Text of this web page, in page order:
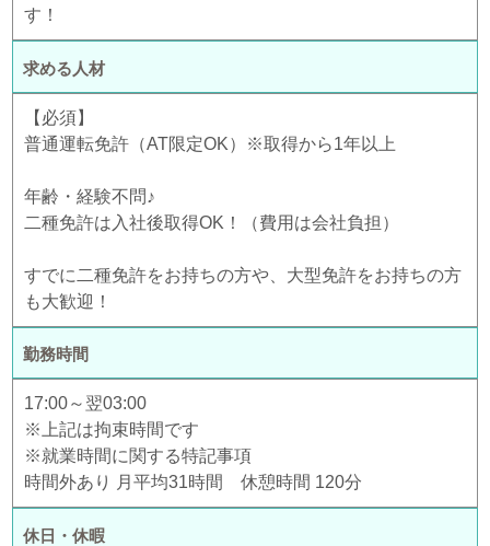
す！
求める人材
【必須】
普通運転免許（AT限定OK）※取得から1年以上
年齢・経験不問♪
二種免許は入社後取得OK！（費用は会社負担）
すでに二種免許をお持ちの方や、大型免許をお持ちの方
も大歓迎！
勤務時間
17:00～翌03:00
※上記は拘束時間です
※就業時間に関する特記事項
時間外あり 月平均31時間 休憩時間 120分
休日・休暇